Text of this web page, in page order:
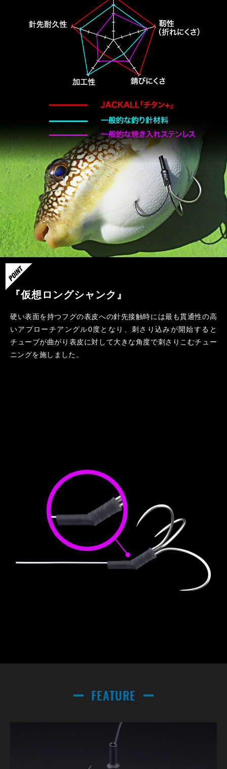
『仮想ロングシャンク』
硬い表面を持つフグの表皮への針先接触時には最も貫通性の高
いアプローチアングル0度となり、刺さり込みが開始すると
チューブが曲がり表皮に対して大きな角度で刺さりこむチュー
ニングを施しました。
FEATURE